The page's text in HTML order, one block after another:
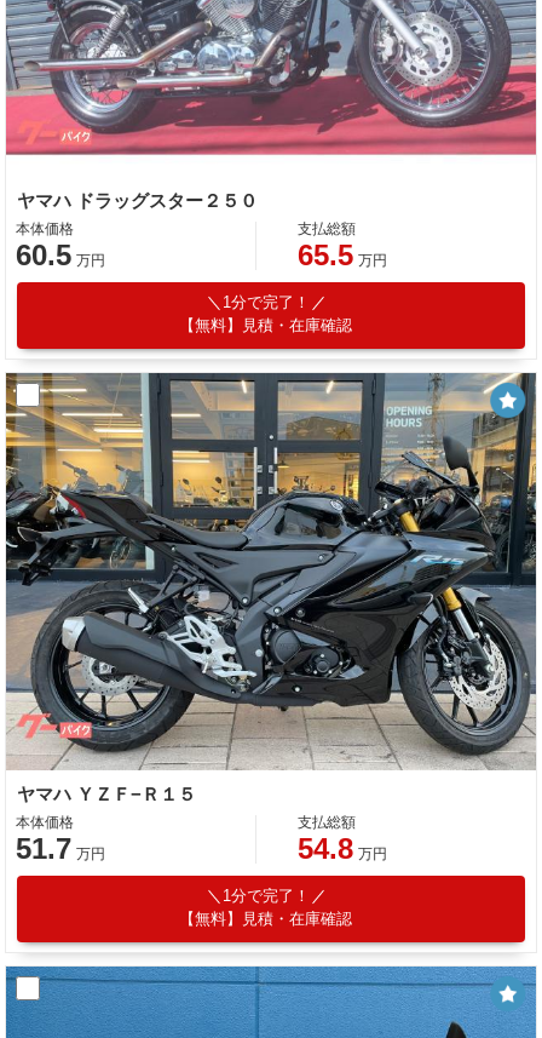
ヤマハ ドラッグスター２５０
本体価格
60.5 万円
支払総額
65.5 万円
1分で完了！
【無料】見積・在庫確認
ヤマハ ＹＺＦ−Ｒ１５
本体価格
51.7 万円
支払総額
54.8 万円
1分で完了！
【無料】見積・在庫確認